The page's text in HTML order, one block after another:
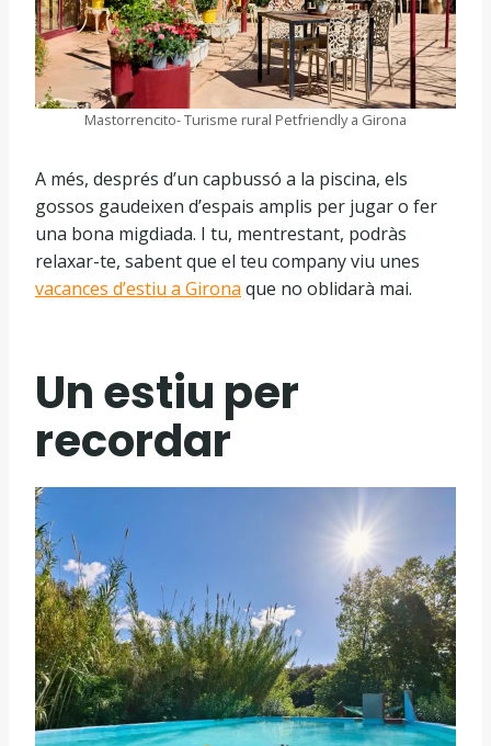
Mastorrencito- Turisme rural Petfriendly a Girona
A més, després d’un capbussó a la piscina, els
gossos gaudeixen d’espais amplis per jugar o fer
una bona migdiada. I tu, mentrestant, podràs
relaxar-te, sabent que el teu company viu unes
vacances d’estiu a Girona que no oblidarà mai.
Un estiu per
recordar